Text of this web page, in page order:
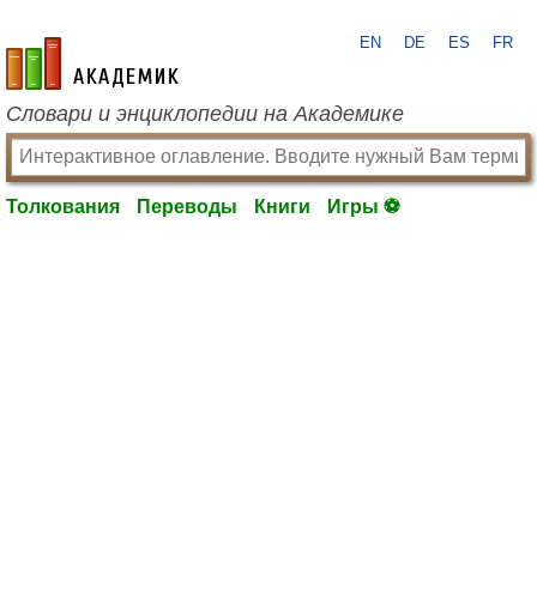
academic.ru
EN DE ES FR
Словари и энциклопедии на Академике
Толкования Переводы Книги Игры ⚽